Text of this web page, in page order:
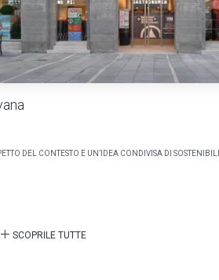
DEL CONTESTO E UN’IDEA CONDIVISA DI
SCOPRILE TUTTE